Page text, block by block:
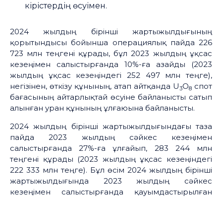
кірістердің өсуімен.
2024 жылдың бірінші жартыжылдығының
қорытындысы бойынша операциялық пайда 226
723 млн теңгені құрады, бұл 2023 жылдың ұқсас
кезеңімен салыстырғанда 10%-ға азайды (2023
жылдың ұқсас кезеңіндегі 252 497 млн теңге),
негізінен, өткізу құнының, атап айтқанда U3O8 спот
бағасының айтарлықтай өсуіне байланысты сатып
алынған уран құнының ұлғаюына байланысты.
2024 жылдың бірінші жартыжылдығындағы таза
пайда 2023 жылдың сәйкес кезеңімен
салыстырғанда 27%-ға ұлғайып, 283 244 млн
теңгені құрады (2023 жылдың ұқсас кезеңіндегі
222 333 млн теңге). Бұл өсім 2024 жылдың бірінші
жартыжылдығында 2023 жылдың сәйкес
кезеңімен салыстырғанда қауымдастырылған